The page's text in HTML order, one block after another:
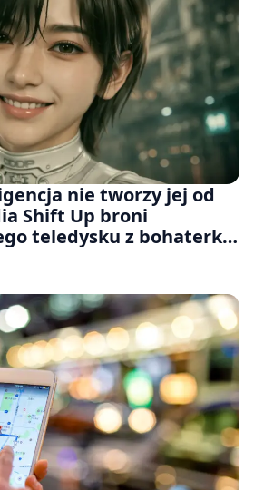
nie tworzy jej od
Shift Up broni
teledysku z bohaterką
Rain